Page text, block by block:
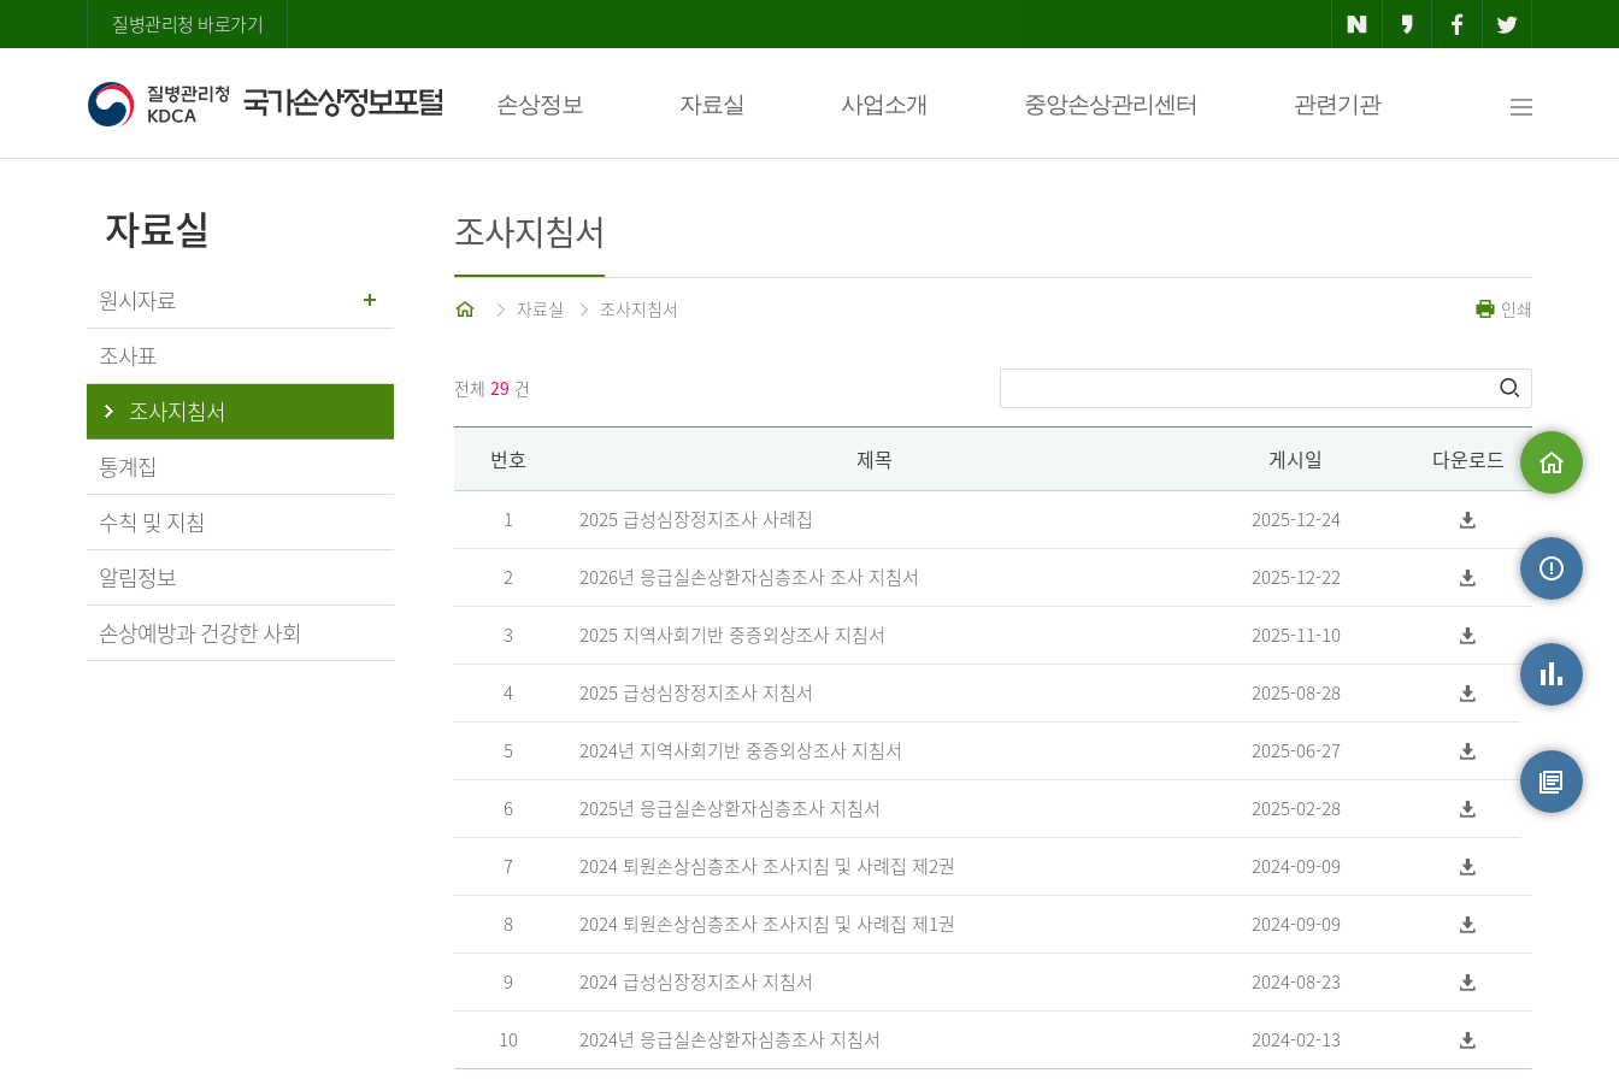
질병관리청 바로가기
손상정보 자료실 사업소개 중앙손상관리센터 관련기관
맵
자료실
원시자료
조사표
조사지침서
통계집
수칙 및 지침
알림정보
손상예방과 건강한 사회
조사지침서
홈 자료실 조사지침서 인쇄
전체 29 건
번호 제목 게시일 다운로드
1 2025 급성심장정지조사 사례집 2025-12-24
2 2026년 응급실손상환자심층조사 조사 지침서 2025-12-22
3 2025 지역사회기반 중증외상조사 지침서 2025-11-10
4 2025 급성심장정지조사 지침서 2025-08-28
5 2024년 지역사회기반 중증외상조사 지침서 2025-06-27
6 2025년 응급실손상환자심층조사 지침서 2025-02-28
7 2024 퇴원손상심층조사 조사지침 및 사례집 제2권 2024-09-09
8 2024 퇴원손상심층조사 조사지침 및 사례집 제1권 2024-09-09
9 2024 급성심장정지조사 지침서 2024-08-23
10 2024년 응급실손상환자심층조사 지침서 2024-02-13